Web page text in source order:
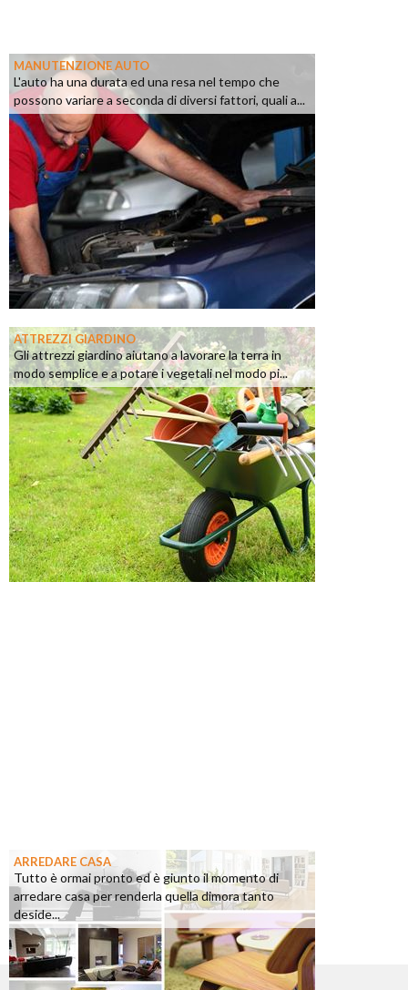
MANUTENZIONE AUTO
L'auto ha una durata ed una resa nel tempo che
possono variare a seconda di diversi fattori, quali a...
ATTREZZI GIARDINO
Gli attrezzi giardino aiutano a lavorare la terra in
modo semplice e a potare i vegetali nel modo pi...
ARREDARE CASA
Tutto è ormai pronto ed è giunto il momento di
arredare casa per renderla quella dimora tanto
deside...